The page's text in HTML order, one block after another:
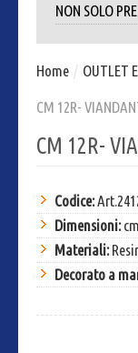
NON SOLO
Home / OUTLET
CM 12R-
CM 12R-
Codice:
Dimensioni:
Materiali:
Decorato a